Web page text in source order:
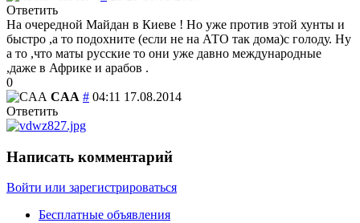
Ответить
На очередной Майдан в Киеве ! Но уже против этой хунты и
быстро ,а то подохните (если не на АТО так дома)с голоду. Ну
а то ,что маты русские то они уже давно международные
,даже в Африке и арабов .
0
CAA # 04:11 17.08.2014
Ответить
Написать комментарий
Войти или зарегистрироваться
Бесплатные объявления